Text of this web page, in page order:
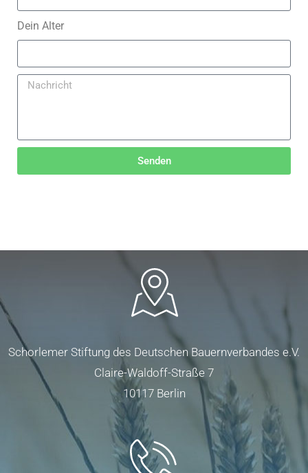
Dein Alter
Senden
Schorlemer Stiftung des Deutschen Bauernverbandes e.V.
Claire-Waldoff-Straße 7
10117 Berlin